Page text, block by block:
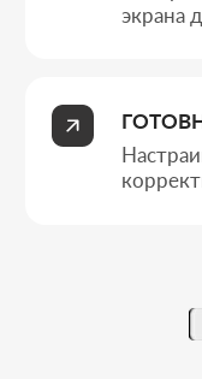
объяснить ценность
получать первые